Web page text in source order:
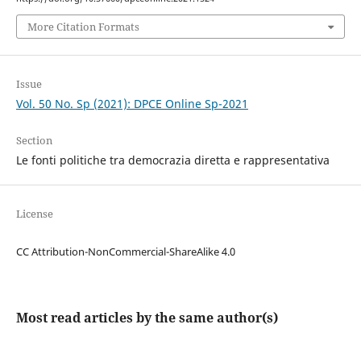
More Citation Formats
Issue
Vol. 50 No. Sp (2021): DPCE Online Sp-2021
Section
Le fonti politiche tra democrazia diretta e rappresentativa
License
CC Attribution-NonCommercial-ShareAlike 4.0
Most read articles by the same author(s)